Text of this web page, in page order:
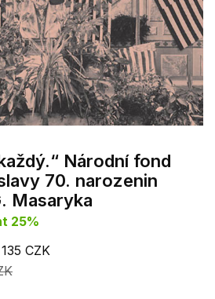
Národní fond
70. narozenin
Masaryka
25%
CZK